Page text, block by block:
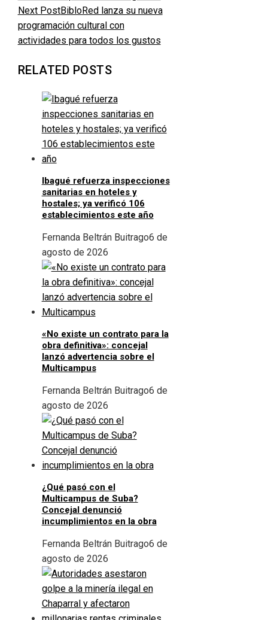
Next PostBibloRed lanza su nueva
programación cultural con
actividades para todos los gustos
RELATED POSTS
Ibagué refuerza inspecciones
sanitarias en hoteles y
hostales; ya verificó 106
establecimientos este año
Fernanda Beltrán Buitrago6 de
agosto de 2026
«No existe un contrato para la
obra definitiva»: concejal
lanzó advertencia sobre el
Multicampus
Fernanda Beltrán Buitrago6 de
agosto de 2026
¿Qué pasó con el
Multicampus de Suba?
Concejal denunció
incumplimientos en la obra
Fernanda Beltrán Buitrago6 de
agosto de 2026